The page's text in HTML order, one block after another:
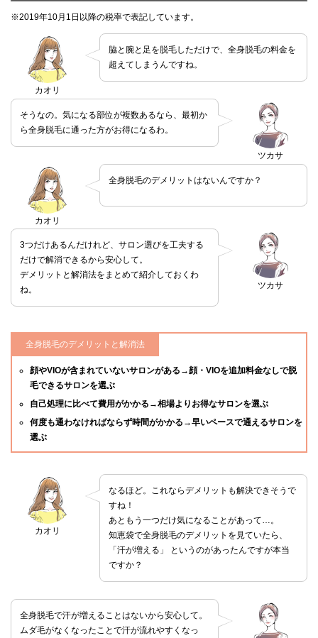
※2019年10月1日以降の税率で表記しています。
カオリ
脇と腕と足を脱毛しただけで、全身脱毛の料金を
超えてしまうんですね。
ツカサ
そうなの。気になる部位が複数あるなら、最初か
ら全身脱毛に通った方がお得になるわ。
カオリ
全身脱毛のデメリットはないんですか？
ツカサ
3つだけあるんだけれど、サロン選びを工夫する
だけで解消できるから安心して。
デメリットと解消法をまとめて紹介しておくわ
ね。
全身脱毛のデメリットと解消法
顔やVIOが含まれていないサロンがある→顔・VIOを追加料金なしで脱
毛できるサロンを選ぶ
自己処理に比べて費用がかかる→相場よりお得なサロンを選ぶ
何度も通わなければならず時間がかかる→早いペースで通えるサロンを
選ぶ
カオリ
なるほど。これならデメリットも解決できそうで
すね！
あともう一つだけ気になることがあって…。
知恵袋で全身脱毛のデメリットを見ていたら、
「汗が増える」 というのがあったんですが本当
ですか？
全身脱毛で汗が増えることはないから安心して。
ムダ毛がなくなったことで汗が流れやすくなっ